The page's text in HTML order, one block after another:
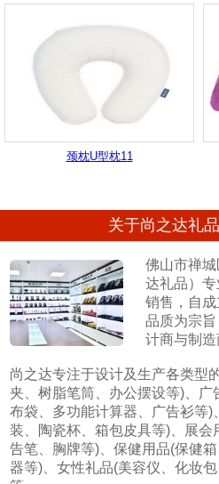
颈枕U型枕11
关于尚之达礼
佛山市禅
达礼品）专
销售，自
品质为宗
计商与制造
尚之达专注于设计及生产各类型
夹、树脂笔筒、办公摆设等)、广
布袋、多功能计算器、广告衫等)
装、陶瓷杯、箱包皮具等)、展
告笔、胸牌等)、保健用品(保健
器等)、女性礼品(美容仪、化妆